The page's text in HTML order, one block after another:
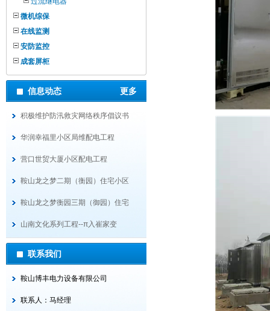
微机综保
在线监测
安防监控
成套屏柜
更多
信息动态
积极维护防汛救灾网络秩序倡议书
华润幸福里小区局维配电工程
营口世贸大厦小区配电工程
鞍山龙之梦二期（衡园）住宅小区
鞍山龙之梦衡园三期（御园）住宅
山南文化系列工程--π入崔家变
联系我们
鞍山博丰电力设备有限公司
联系人：马经理